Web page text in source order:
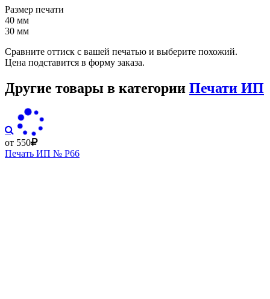
Размер печати
40 мм
30 мм
Сравните оттиск с вашей печатью и выберите похожий.
Цена подставится в форму заказа.
Другие товары в категории Печати ИП
от 550
Печать ИП № Р66